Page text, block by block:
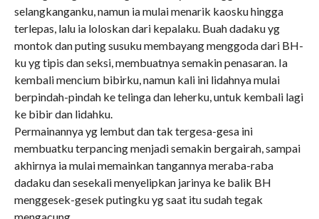
selangkanganku, namun ia mulai menarik kaosku hingga
terlepas, lalu ia loloskan dari kepalaku. Buah dadaku yg
montok dan puting susuku membayang menggoda dari BH-
ku yg tipis dan seksi, membuatnya semakin penasaran. Ia
kembali mencium bibirku, namun kali ini lidahnya mulai
berpindah-pindah ke telinga dan leherku, untuk kembali lagi
ke bibir dan lidahku.
Permainannya yg lembut dan tak tergesa-gesa ini
membuatku terpancing menjadi semakin bergairah, sampai
akhirnya ia mulai memainkan tangannya meraba-raba
dadaku dan sesekali menyelipkan jarinya ke balik BH
menggesek-gesek putingku yg saat itu sudah tegak